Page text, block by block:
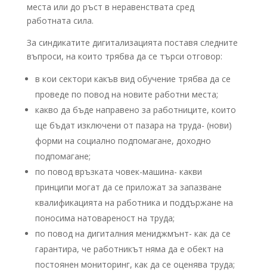
места или до ръст в неравенствата сред
работната сила.
За синдикатите дигитализацията поставя следните
въпроси, на които трябва да се търси отговор:
в кои сектори какъв вид обучение трябва да се
проведе по повод на новите работни места;
какво да бъде направено за работниците, които
ще бъдат изключени от пазара на труда- (нови)
форми на социално подпомагане, доходно
подпомагане;
по повод връзката човек-машина- какви
принципи могат да се приложат за запазване
квалификацията на работника и поддържане на
поносима натовареност на труда;
по повод на дигиталния мениджмънт- как да се
гарантира, че работникът няма да е обект на
постоянен мониторинг, как да се оценява труда;